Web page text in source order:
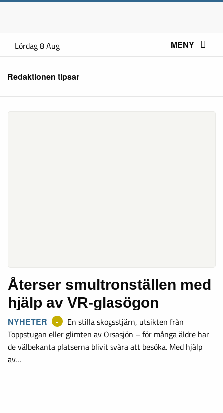
Lördag 8 Aug MENY
Redaktionen tipsar
Återser smultronställen med
hjälp av VR-glasögon
NYHETER
En stilla skogsstjärn, utsikten från
Toppstugan eller glimten av Orsasjön – för många äldre har
de välbekanta platserna blivit svåra att besöka. Med hjälp
av…